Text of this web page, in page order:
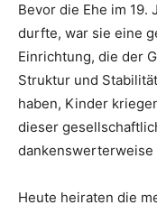
Bevor die Ehe im
durfte, war sie eine
Einrichtung, die der
Struktur und
haben, Kinder
dieser
Heute heiraten die